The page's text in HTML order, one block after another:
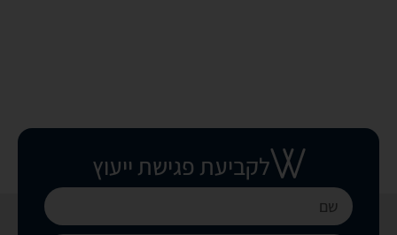
לקביעת פגישת ייעוץ